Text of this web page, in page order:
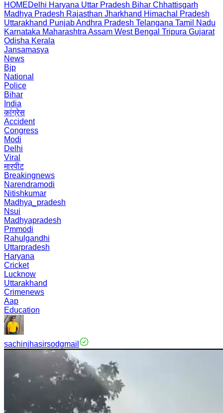
HOMEDelhi Haryana Uttar Pradesh Bihar Chhattisgarh
Madhya Pradesh Rajasthan Jharkhand Himachal Pradesh
Uttarakhand PunjabAndhra Pradesh Telangana Tamil Nadu
Karnataka Maharashtra Assam West Bengal Tripura Gujarat
Odisha Kerala
Jansamasya
News
Bjp
National
Police
Bihar
India
कांग्रेस
Accident
Congress
Modi
Delhi
Viral
मारपीट
Breakingnews
Narendramodi
Nitishkumar
Madhya_pradesh
Nsui
Madhyapradesh
Pmmodi
Rahulgandhi
Uttarpradesh
Haryana
Cricket
Lucknow
Uttarakhand
Crimenews
Aap
Education
sachinjhasirsodgmail